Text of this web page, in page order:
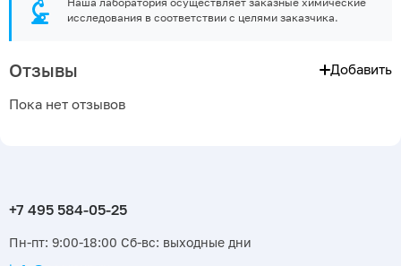
исследования в соответствии с целями заказчика.
Отзывы Добавить
Пока нет отзывов
Пн-пт: 9:00-18:00 Сб-вс: выходные дни